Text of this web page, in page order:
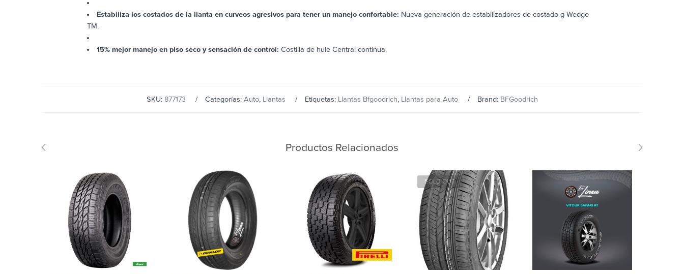
Estabiliza los costados de la llanta en curveos agresivos para tener un manejo confortable: Nueva generación de estabilizadores de costado g-Wedge
TM.
15% mejor manejo en piso seco y sensación de control: Costilla de hule Central continua.
SKU: 877173 Categorías: Auto, Llantas Etiquetas: Llantas Bfgoodrich, Llantas para Auto Brand: BFGoodrich
Productos Relacionados
SOLD OUT